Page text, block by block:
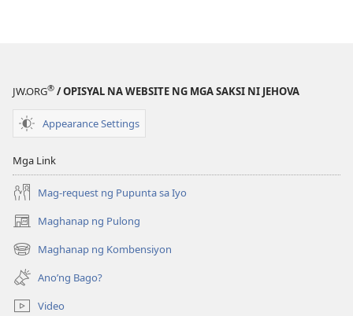
JW.ORG® / OPISYAL NA WEBSITE NG MGA SAKSI NI JEHOVA
Appearance Settings
Mga Link
Mag-request ng Pupunta sa Iyo
Maghanap ng Pulong
(may
bubukas
na
bagong
window)
Maghanap ng Kombensiyon
(may
bubukas
na
bagong
Ano’ng Bago?
Video